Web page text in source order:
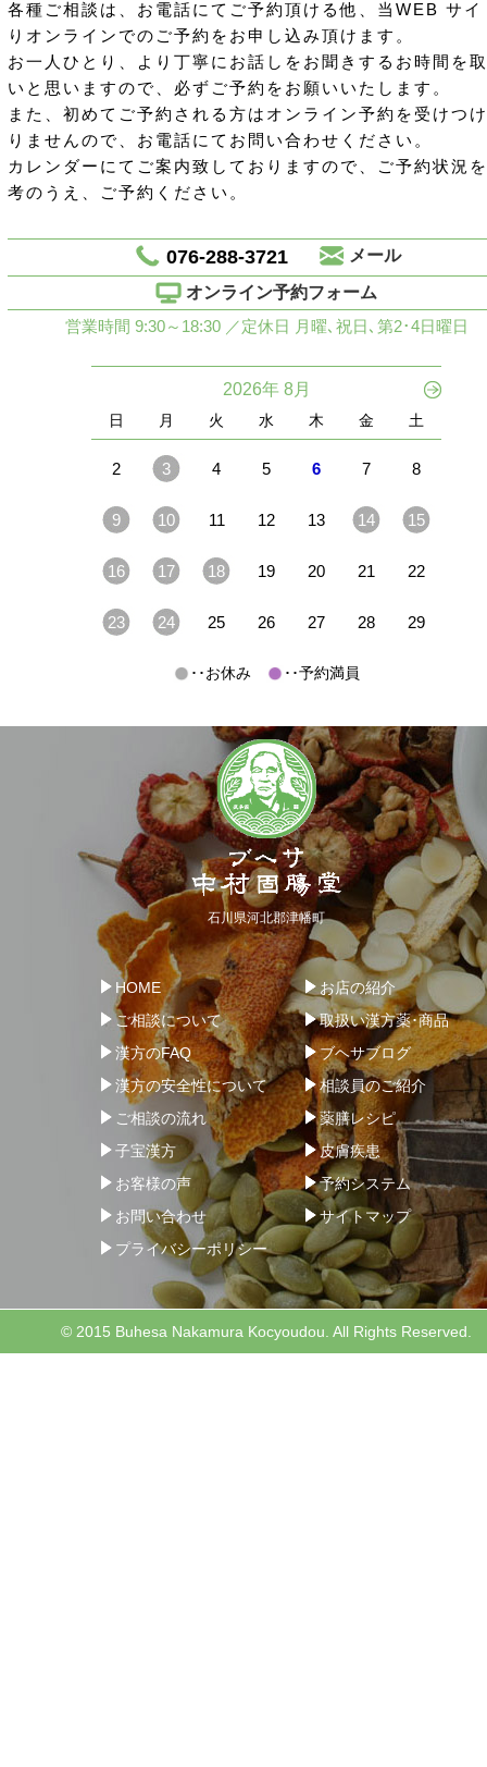
各種ご相談は、お電話にてご予約頂ける他、当WEB サイ
りオンラインでのご予約をお申し込み頂けます。
お一人ひとり、より丁寧にお話しをお聞きするお時間を
いと思いますので、必ずご予約をお願いいたします。
また、初めてご予約される方はオンライン予約を受けつ
りませんので、お電話にてお問い合わせください。
カレンダーにてご案内致しておりますので、ご予約状況
考のうえ、ご予約ください。
076-288-3721
メール
オンライン予約フォーム
営業時間 9:30～18:30 ／定休日 月曜､祝日､第2･4日曜日
2026年 8月
日 月 火 水 木 金 土
2 3 4 5 6 7 8
9 10 11 12 13 14 15
16 17 18 19 20 21 22
23 24 25 26 27 28 29
･･お休み ･･予約満員
石川県河北郡津幡町
HOME
お店の紹介
ご相談について
取扱い漢方薬･商品
漢方のFAQ
ブヘサブログ
漢方の安全性について
相談員のご紹介
ご相談の流れ
薬膳レシピ
子宝漢方
皮膚疾患
お客様の声
予約システム
お問い合わせ
サイトマップ
プライバシーポリシー
© 2015 Buhesa Nakamura Kocyoudou. All Rights Reserved.